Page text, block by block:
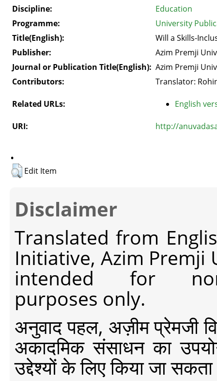
Discipline:
Education
Programme:
University
Title(English):
Will a Skills-
Publisher:
Azim Premji
Journal or Publication Title(English): Azim Premji
Contributors:
Translator:
Related URLs: English
URI: http://
.
Edit Item
Disclaimer
Translated from
Initiative, Azim Premji
intended for non-
purposes only.
अनुवाद पहल, अज़ीम प्रेमजी
अकादमिक संसाधन का
उद्देश्यों के लिए किया जा